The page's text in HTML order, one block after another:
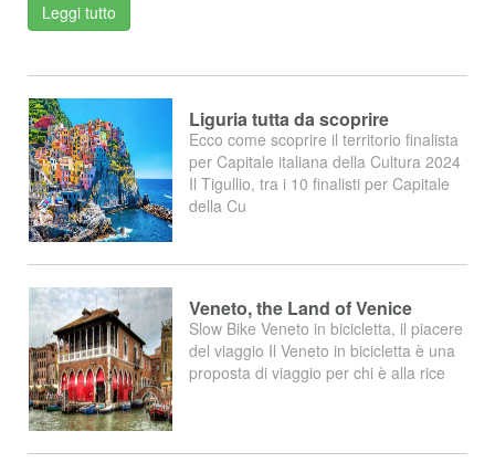
Leggi tutto
Liguria tutta da scoprire
Ecco come scoprire il territorio finalista
per Capitale italiana della Cultura 2024
Il Tigullio, tra i 10 finalisti per Capitale
della Cu
Veneto, the Land of Venice
Slow Bike Veneto in bicicletta, il piacere
del viaggio Il Veneto in bicicletta è una
proposta di viaggio per chi è alla rice